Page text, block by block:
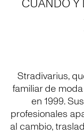
CUANDO Y
Stradivarius,
familiar de
en 1999.
profesionales
al cambio,